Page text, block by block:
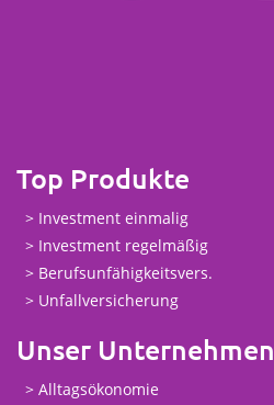
Top Produkte
Investment einmalig
Investment regelmäßig
Berufsunfähigkeitsvers.
Unfallversicherung
Unser Unternehmen
Alltagsökonomie